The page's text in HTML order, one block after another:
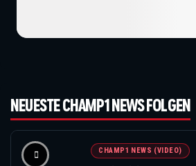
NEUESTE CHAMP1 NEWS FOLGEN
CHAMP1 NEWS (VIDEO)